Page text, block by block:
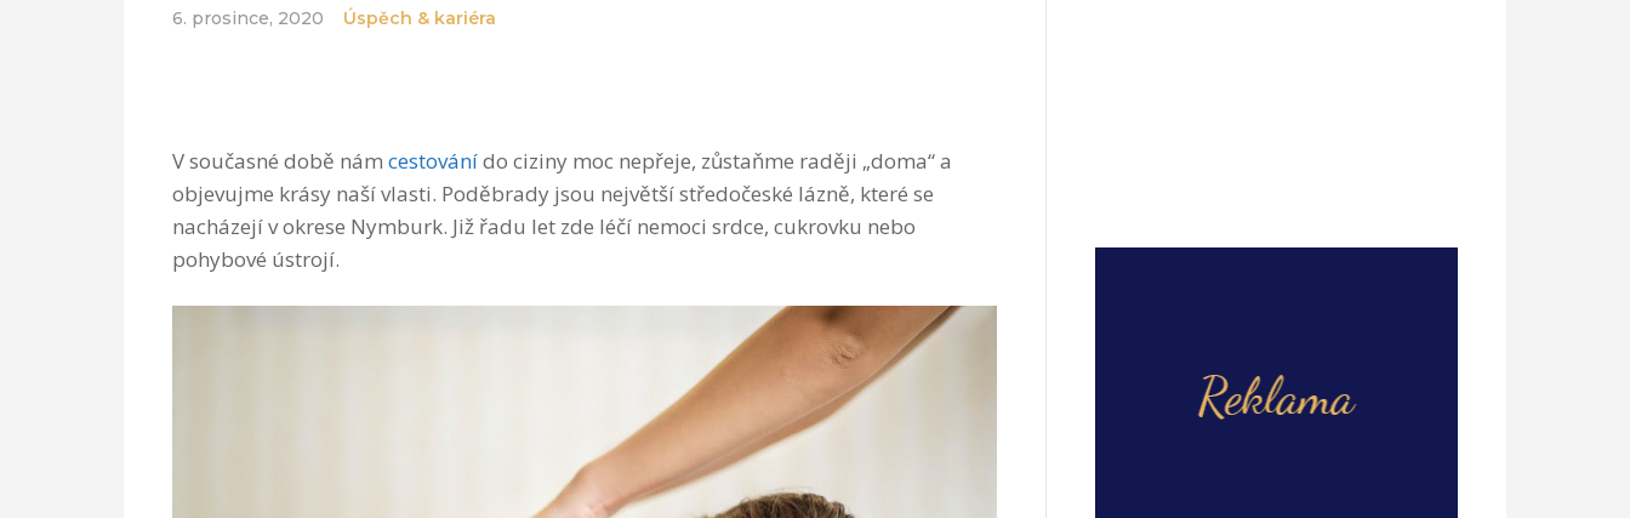
6. prosince, 2020 Úspěch & kariéra
V současné době nám cestovánído ciziny moc nepřeje, zůstaňme raději „doma“ a
objevujme krásy naší vlasti. Poděbrady jsou největší středočeské lázně, které se
nacházejí v okrese Nymburk. Již řadu let zde léčí nemoci srdce, cukrovku nebo
pohybové ústrojí.